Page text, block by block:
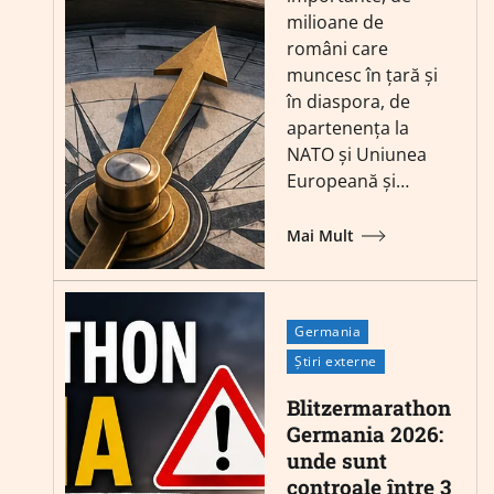
milioane de
români care
muncesc în țară și
în diaspora, de
apartenența la
NATO și Uniunea
Europeană și…
Mai Mult
Germania
Știri externe
Blitzermarathon
Germania 2026:
unde sunt
controale între 3